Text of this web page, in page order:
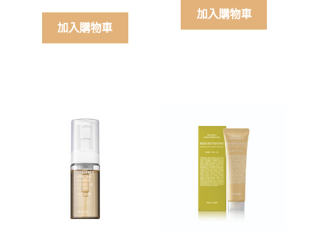
價
格：
加入購物車
加入購物車